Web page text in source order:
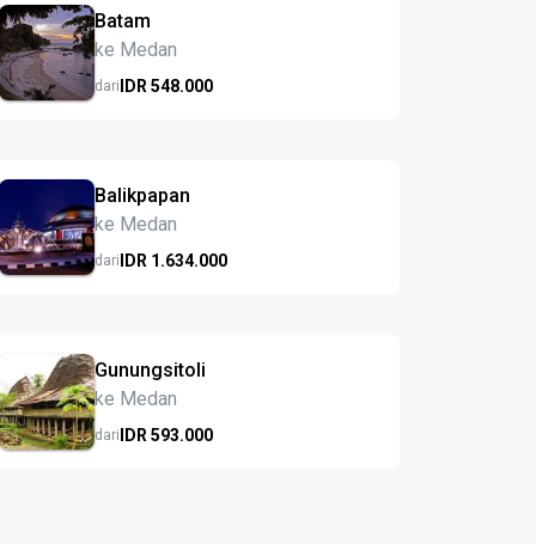
Batam
ke Medan
dariIDR548.000
Balikpapan
ke Medan
dariIDR 1.634.000
Gunungsitoli
ke Medan
dariIDR593.000